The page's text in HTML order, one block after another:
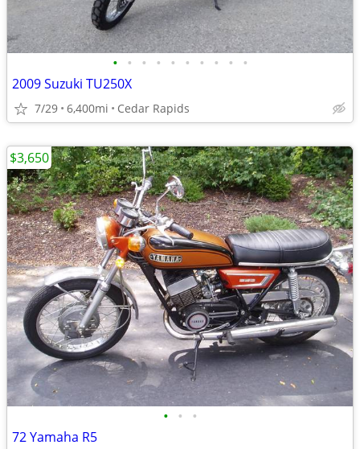
• • • • • • • • • •
2009 Suzuki TU250X
7/29 6,400mi Cedar Rapids
• • •
72 Yamaha R5
$3,650